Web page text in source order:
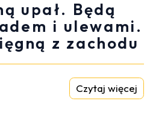
upał. Będą
i ulewami.
z zachodu
Czytaj więcej